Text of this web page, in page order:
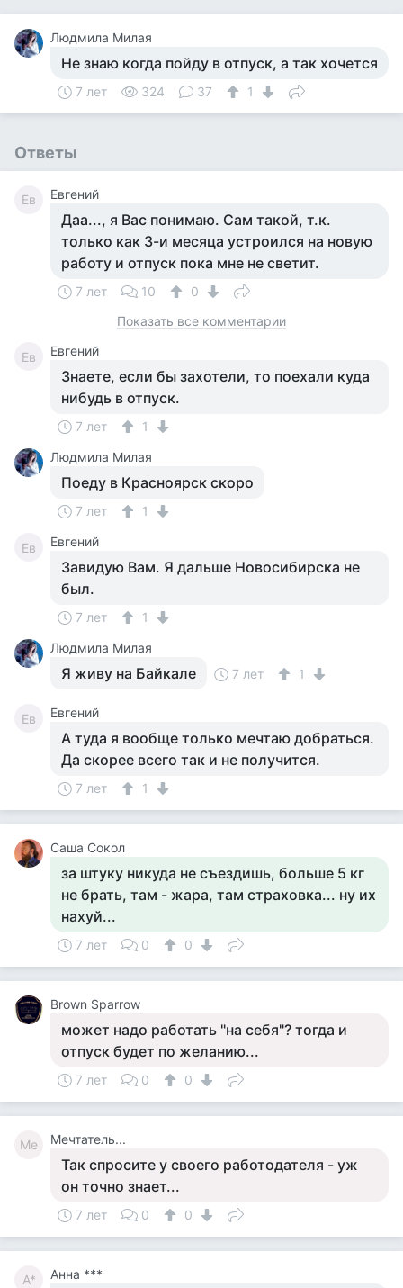
Людмила Милая
Не знаю когда пойду в отпуск, а так хочется
7 лет 324 37 1
Ответы
Ев Евгений
Даа..., я Вас понимаю. Сам такой, т.к.
только как 3-и месяца устроился на новую
работу и отпуск пока мне не светит.
7 лет 10
0
Показать все комментарии
Ев Евгений
Знаете, если бы захотели, то поехали куда
нибудь в отпуск.
7 лет
1
Людмила Милая
Поеду в Красноярск скоро
7 лет 1
Ев Евгений
Завидую Вам. Я дальше Новосибирска не
был.
7 лет
1
Людмила Милая
Я живу на Байкале 7 лет 1
Ев Евгений
А туда я вообще только мечтаю добраться.
Да скорее всего так и не получится.
7 лет 1
Саша Сокол
за штуку никуда не съездишь, больше 5 кг
не брать, там - жара, там страховка... ну их
нахуй...
7 лет 0 0
Brown Sparrow
может надо работать "на себя"? тогда и
отпуск будет по желанию...
7 лет 0 0
Ме Мечтатель...
Так спросите у своего работодателя - уж
он точно знает...
7 лет 0 0
А* Анна ***